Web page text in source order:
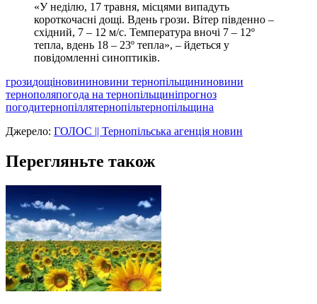
«У неділю, 17 травня, місцями випадуть
короткочасні дощі. Вдень грози. Вітер південно –
східний, 7 – 12 м/с. Температура вночі 7 – 12º
тепла, вдень 18 – 23º тепла», – йдеться у
повідомленні синоптиків.
грозидощіновининовини тернопільщининовини
тернополяпогода на тернопільщиніпрогноз
погодитернопіллятернопільтернопільщина
Джерело: ГОЛОС || Тернопільська агенція новин
Перегляньте також